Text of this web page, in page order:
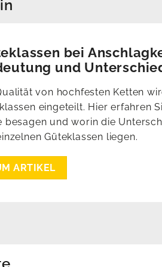
bei
und
von hochfesten Ketten
eingeteilt. Hier erfahren
besagen und worin die
Güteklassen liegen.
ARTIKEL